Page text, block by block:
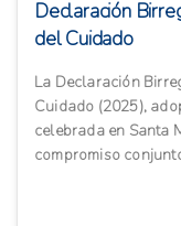
Declaración
del Cuidado
La Declaración
Cuidado (2025),
celebrada en Santa
compromiso